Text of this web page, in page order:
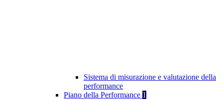
Sistema di misurazione e valutazione della
performance
Piano della Performance 1